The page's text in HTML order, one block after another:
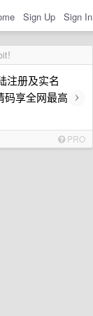
Sign Up Sign In
注册及实名
码享全网最高 ›
PRO